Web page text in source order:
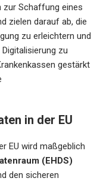
zur Schaffung eines
zielen darauf ab, die
zu erleichtern und
zu
gestärkt
in der EU
EU wird maßgeblich
(EHDS)
den sicheren